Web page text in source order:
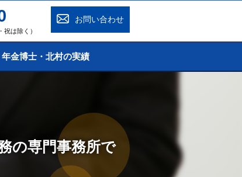
お問い合わせ
は除く）
年金博士・北村の実績
の専門事務所で